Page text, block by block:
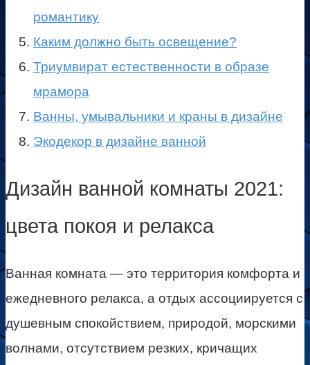
романтику
Каким должно быть освещение?
Триумвират естественности в образе
мрамора
Ванны, умывальники и краны в дизайне
Экодекор в дизайне ванной
Дизайн ванной комнаты 2021:
цвета покоя и релакса
Ванная комната — это территория комфорта и
ежедневного релакса, а отдых ассоциируется с
душевным спокойствием, природой, морскими
волнами, отсутствием резких, кричащих